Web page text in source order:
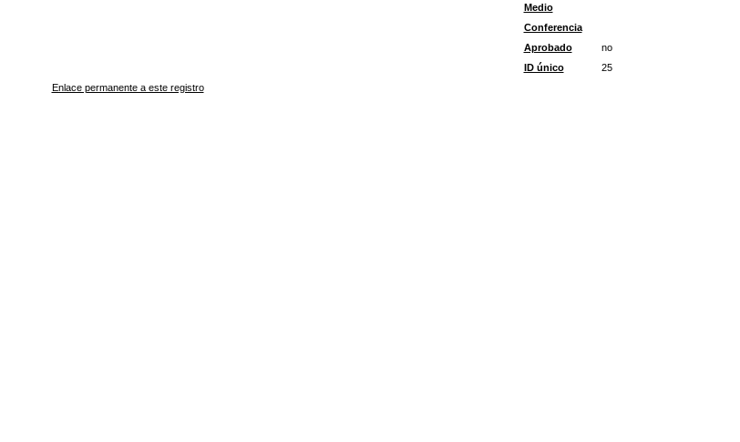
Medio
Conferencia
Aprobado
no
ID único
25
Enlace permanente a este registro